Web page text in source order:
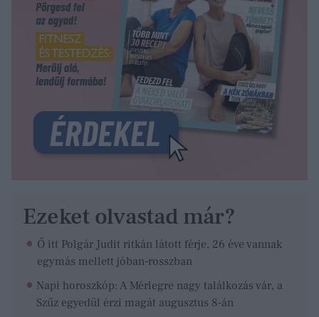
Ezeket olvastad már?
Ő itt Polgár Judit ritkán látott férje, 26 éve vannak
egymás mellett jóban-rosszban
Napi horoszkóp: A Mérlegre nagy találkozás vár, a
Szűz egyedül érzi magát augusztus 8-án